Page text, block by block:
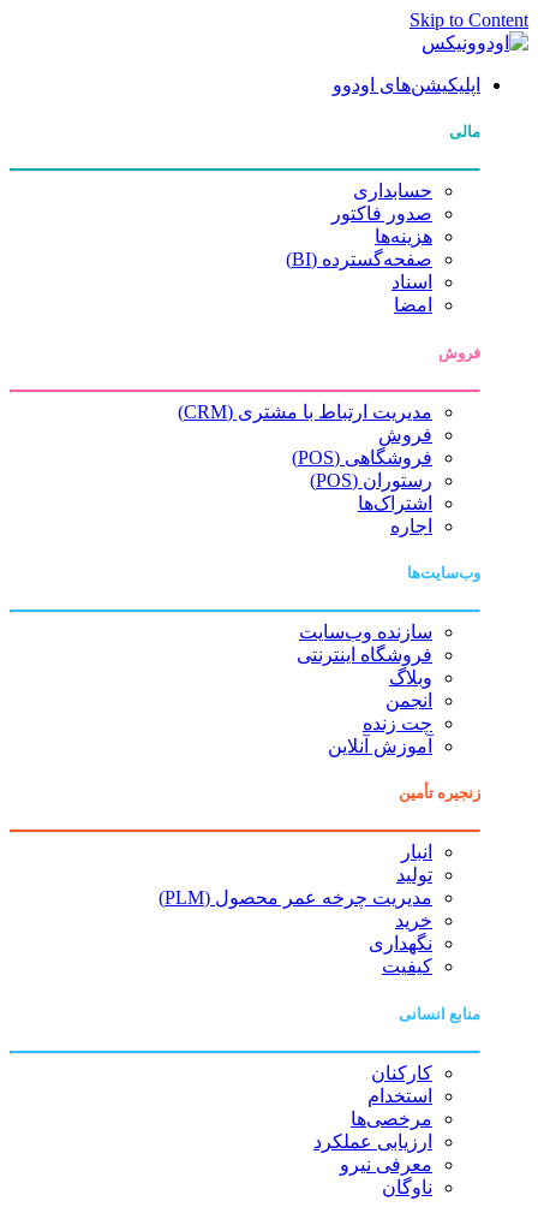
Skip to Content
اپلیکیشن‌های اودوو
مالی
حسابداری
صدور فاکتور
هزینه‌ها
صفحه‌گسترده (BI)
اسناد
امضا
فروش
مدیریت ارتباط با مشتری (CRM)
فروش
فروشگاهی (POS)
رستوران (POS)
اشتراک‌ها
اجاره
وب‌سایت‌ها
سازنده وب‌سایت
فروشگاه اینترنتی
وبلاگ
انجمن
چت زنده
آموزش آنلاین
زنجیره تأمین
انبار
تولید
مدیریت چرخه عمر محصول (PLM)
خرید
نگهداری
کیفیت
منابع انسانی
کارکنان
استخدام
مرخصی‌ها
ارزیابی عملکرد
معرفی نیرو
ناوگان